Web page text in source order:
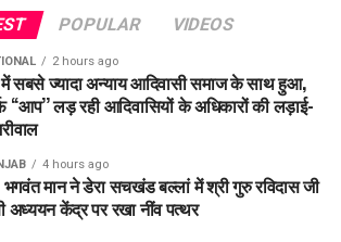
POPULAR VIDEOS
2 hours ago
सबसे ज्यादा अन्याय आदिवासी समाज के साथ हुआ,
‘‘आप’’ लड़ रही आदिवासियों के अधिकारों की लड़ाई-
4 hours ago
भगवंत मान ने डेरा सचखंड बल्लां में श्री गुरु रविदास जी
अध्ययन केंद्र पर रखा नींव पत्थर